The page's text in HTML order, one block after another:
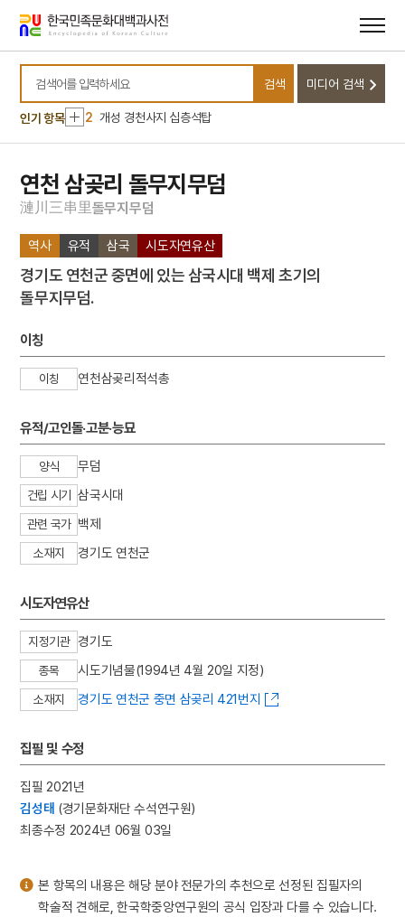
바로가기
바로가기
검색어를 입력하세요
검색 미디어 검색
인기 항목
10 거창박물관
1 웅녀
2 개성 경천사지 십층석탑
3 나화랑
4 금강반야바라밀경
5 나방
7
물명고
8 재일본한국인연합회
9
1 웅녀
2 개성 경천사지 십층석탑
4 금강반야바라밀경
5 나방
6 도장산 심원사
7
8
재일본한국인연합회
10
연천 삼곶리 돌무지무덤
漣 川 三串 里돌무지무덤
역사 유적 삼국 시도자연유산
경기도 연천군 중면에 있는 삼국시대 백제 초기의
돌무지무덤.
이칭
이칭 연천삼곶리적석총
유적/고인돌·고분·능묘
양식 무덤
건립 시기 삼국시대
관련 국가 백제
소재지 경기도 연천군
시도자연유산
지정기관 경기도
종목 시도기념물(1994년 4월 20일 지정)
소재지 경기도 연천군 중면 삼곶리 421번지
집필 및 수정
집필 2021년
김성태 (경기문화재단 수석연구원)
최종수정 2024년 06월 03일
본 항목의 내용은 해당 분야 전문가의 추천으로 선정된 집필자의
학술적 견해로, 한국학중앙연구원의 공식 입장과 다를 수 있습니다.